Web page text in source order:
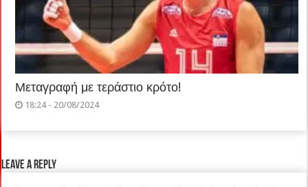
Μεταγραφή με τεράστιο κρότο!
18:24 - 20/08/2024
Leave a Reply